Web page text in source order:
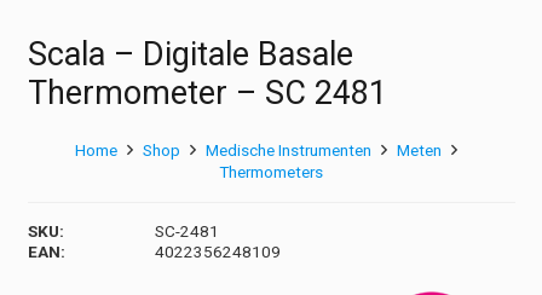
Scala – Digitale Basale
Thermometer – SC 2481
Home Shop Medische Instrumenten
Meten
Thermometers
SKU:
SC-2481
EAN:
4022356248109